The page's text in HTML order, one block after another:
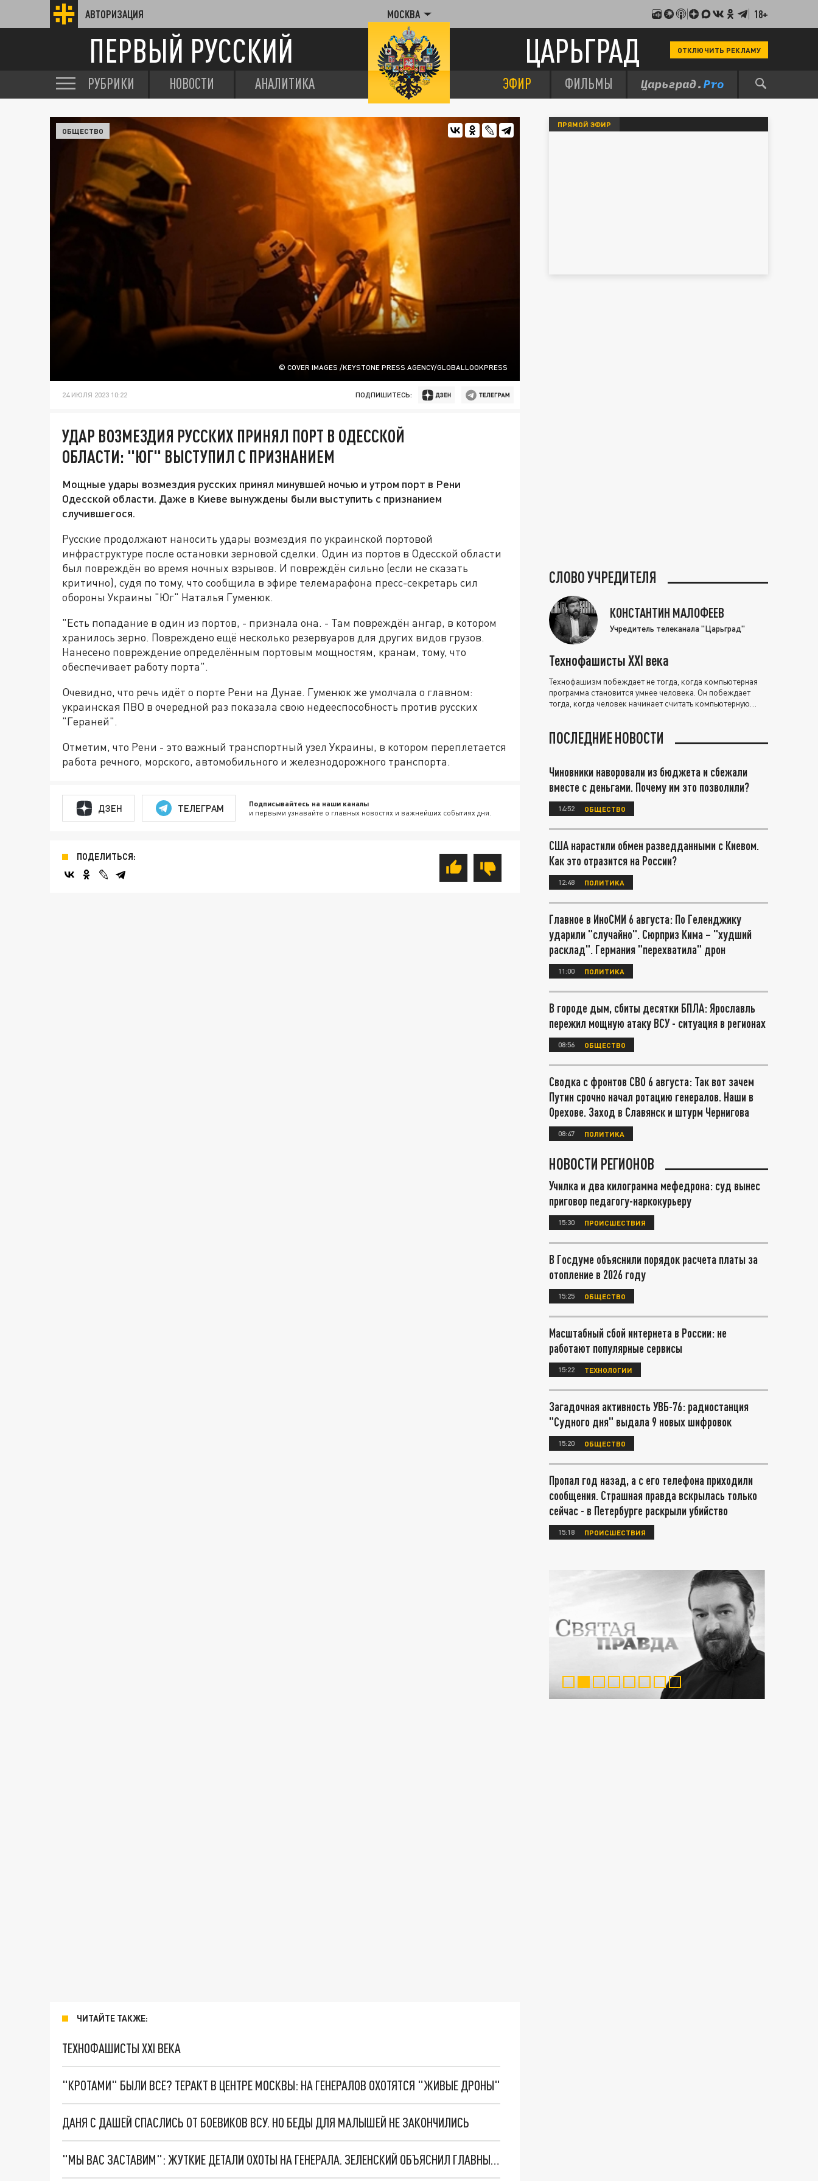
АВТОРИЗАЦИЯ МОСКВА 18+
ПЕРВЫЙ РУССКИЙ ЦАРЬГРАД ОТКЛЮЧИТЬ РЕКЛАМУ
РУБРИКИ НОВОСТИ АНАЛИТИКА ЭФИР ФИЛЬМЫ
© COVER IMAGES /KEYSTONE PRESS AGENCY/GLOBALLOOKPRESS
ОБЩЕСТВО
24 ИЮЛЯ 2023 10:22 ПОДПИШИТЕСЬ:
УДАР ВОЗМЕЗДИЯ РУССКИХ ПРИНЯЛ ПОРТ В ОДЕССКОЙ
ОБЛАСТИ: "ЮГ" ВЫСТУПИЛ С ПРИЗНАНИЕМ
Мощные удары возмездия русских принял минувшей ночью и утром порт в Рени
Одесской области. Даже в Киеве вынуждены были выступить с признанием
случившегося.
Русские продолжают наносить удары возмездия по украинской портовой
инфраструктуре после остановки зерновой сделки. Один из портов в Одесской области
был повреждён во время ночных взрывов. И повреждён сильно (если не сказать
критично), судя по тому, что сообщила в эфире телемарафона пресс-секретарь сил
обороны Украины "Юг" Наталья Гуменюк.
"Есть попадание в один из портов, - признала она. - Там повреждён ангар, в котором
хранилось зерно. Повреждено ещё несколько резервуаров для других видов грузов.
Нанесено повреждение определённым портовым мощностям, кранам, тому, что
обеспечивает работу порта".
Очевидно, что речь идёт о порте Рени на Дунае. Гуменюк же умолчала о главном:
украинская ПВО в очередной раз показала свою недееспособность против русских
"Гераней".
Отметим, что Рени - это важный транспортный узел Украины, в котором переплетается
работа речного, морского, автомобильного и железнодорожного транспорта.
ДЗЕН ТЕЛЕГРАМ Подписывайтесь на наши каналы
и первыми узнавайте о главных новостях и важнейших событиях дня.
ПОДЕЛИТЬСЯ:
ЧИТАЙТЕ ТАКЖЕ:
ТЕХНОФАШИСТЫ XXI ВЕКА
"КРОТАМИ" БЫЛИ ВСЕ? ТЕРАКТ В ЦЕНТРЕ МОСКВЫ: НА ГЕНЕРАЛОВ ОХОТЯТСЯ "ЖИВЫЕ ДРОНЫ"
ДАНЯ С ДАШЕЙ СПАСЛИСЬ ОТ БОЕВИКОВ ВСУ. НО БЕДЫ ДЛЯ МАЛЫШЕЙ НЕ ЗАКОНЧИЛИСЬ
"МЫ ВАС ЗАСТАВИМ": ЖУТКИЕ ДЕТАЛИ ОХОТЫ НА ГЕНЕРАЛА. ЗЕЛЕНСКИЙ ОБЪЯСНИЛ ГЛАВНЫЙ СМЫСЛ ТЕРАКТА В ЦЕНТРЕ МОСКВЫ
ПРЯМОЙ ЭФИР
СЛОВО УЧРЕДИТЕЛЯ
КОНСТАНТИН МАЛОФЕЕВ
Учредитель телеканала "Царьград"
Технофашисты XXI века
Технофашизм побеждает не тогда, когда компьютерная
программа становится умнее человека. Он побеждает
тогда, когда человек начинает считать компьютерную
ПОСЛЕДНИЕ НОВОСТИ
Чиновники наворовали из бюджета и сбежали
вместе с деньгами. Почему им это позволили?
14:52 ОБЩЕСТВО
США нарастили обмен разведданными с Киевом.
Как это отразится на России?
12:48 ПОЛИТИКА
Главное в ИноСМИ 6 августа: По Геленджику
ударили "случайно". Сюрприз Кима – "худший
расклад". Германия "перехватила" дрон
11:00 ПОЛИТИКА
В городе дым, сбиты десятки БПЛА: Ярославль
пережил мощную атаку ВСУ - ситуация в регионах
08:56 ОБЩЕСТВО
Сводка с фронтов СВО 6 августа: Так вот зачем
Путин срочно начал ротацию генералов. Наши в
Орехове. Заход в Славянск и штурм Чернигова
08:47 ПОЛИТИКА
НОВОСТИ РЕГИОНОВ
Училка и два килограмма мефедрона: суд вынес
приговор педагогу-наркокурьеру
15:30 ПРОИСШЕСТВИЯ
В Госдуме объяснили порядок расчета платы за
отопление в 2026 году
15:25 ОБЩЕСТВО
Масштабный сбой интернета в России: не
работают популярные сервисы
15:22 ТЕХНОЛОГИИ
Загадочная активность УВБ-76: радиостанция
"Судного дня" выдала 9 новых шифровок
15:20 ОБЩЕСТВО
Пропал год назад, а с его телефона приходили
сообщения. Страшная правда вскрылась только
сейчас - в Петербурге раскрыли убийство
15:18 ПРОИСШЕСТВИЯ